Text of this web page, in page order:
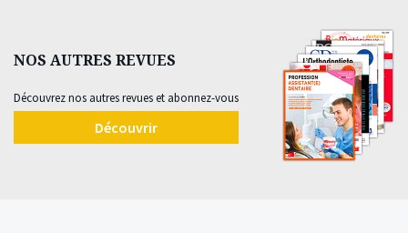
NOS AUTRES REVUES
Découvrez nos autres revues et abonnez-vous
Découvrir